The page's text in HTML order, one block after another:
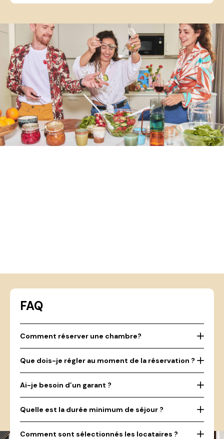
FAQ
Comment réserver une chambre?
Que dois-je régler au moment de la réservation ?
Ai-je besoin d’un garant ?
Quelle est la durée minimum de séjour ?
Comment sont sélectionnés les locataires ?